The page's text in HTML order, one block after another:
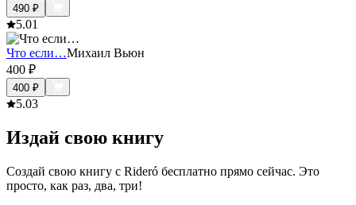
490 ₽
5.01
Что если…Михаил Вьюн
400 ₽
400 ₽
5.03
Издай свою книгу
Создай свою книгу с Rideró бесплатно прямо сейчас. Это
просто, как раз, два, три!